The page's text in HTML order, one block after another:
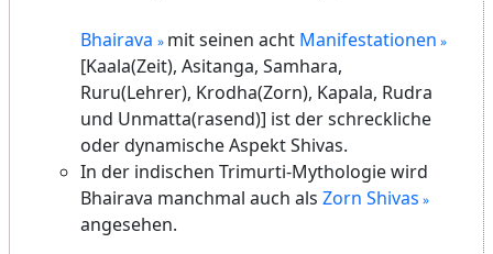
Bhairava mit seinen acht Manifestationen
[Kaala(Zeit), Asitanga, Samhara,
Ruru(Lehrer), Krodha(Zorn), Kapala, Rudra
und Unmatta(rasend)] ist der schreckliche
oder dynamische Aspekt Shivas.
In der indischen Trimurti-Mythologie wird
Bhairava manchmal auch als Zorn Shivas
angesehen.